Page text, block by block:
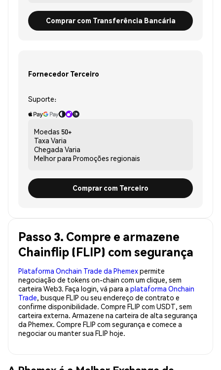
Comprar com Transferência Bancária
Fornecedor Terceiro
Suporte:
Moedas 50+
Taxa Varia
Chegada Varia
Melhor para Promoções regionais
Comprar com Terceiro
Passo 3. Compre e armazene
Chainflip (FLIP) com segurança
Plataforma Onchain Trade da Phemexpermite
negociação de tokens on-chain com um clique, sem
carteira Web3. Faça login, vá para a plataforma Onchain
Trade, busque FLIP ou seu endereço de contrato e
confirme disponibilidade. Compre FLIP com USDT, sem
carteira externa. Armazene na carteira de alta segurança
da Phemex. Compre FLIP com segurança e comece a
negociar ou manter sua FLIP hoje.